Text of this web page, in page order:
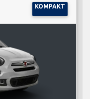
KOMPAKT